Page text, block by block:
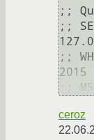
;;
;;
;;
2015
ceroz